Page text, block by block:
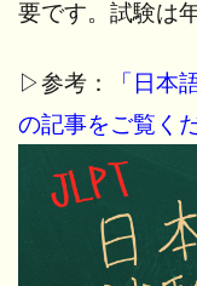
要です。試験は
▷参考：
「日本
の記事をご覧く